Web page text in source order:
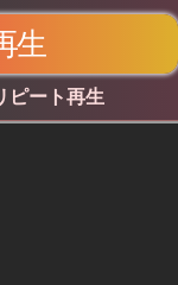
生
ート再生